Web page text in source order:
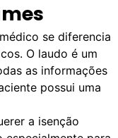
se diferencia
O laudo é um
as informações
possui uma
a isenção